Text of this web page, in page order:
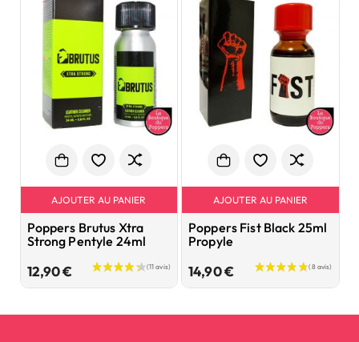
AJOUTER AU PANIER
Poppers Brutus Xtra
Strong Pentyle 24ml
12,90 €Prix
AJOUTER AU PANIER
Poppers Fist Black 25ml
Propyle
14,90 €Prix